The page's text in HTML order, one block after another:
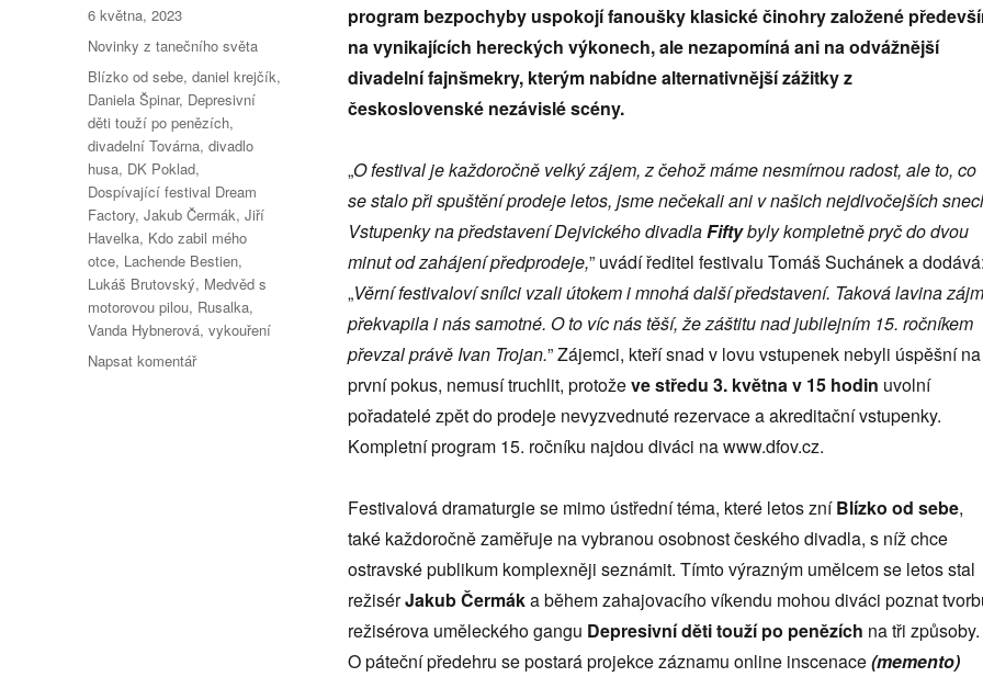
program bezpochyby uspokojí fanoušky klasické činohry založené
na vynikajících hereckých výkonech, ale nezapomíná ani na odvážnější
divadelní fajnšmekry, kterým nabídne alternativnější zážitky z
československé nezávisléscény.
„O festival je každoročně velký zájem, z čehož máme nesmírnou radost, ale to, co
se stalo při spuštění prodeje letos, jsme nečekali ani v našich nejdivočejších
Vstupenky na představení Dejvického divadlaFiftybyly kompletně pryč do dvou
minut od zahájení předprodeje,” uvádí ředitel festivalu Tomáš Suchánek a
„Věrní festivaloví snílci vzali útokem i mnohádalší představení. Taková lavina
překvapila i nás samotné. O to víc nás těší, že záštitu nad jubilejním 15. ročníkem
převzal právě Ivan Trojan.” Zájemci, kteří snad v lovu vstupenek nebyli úspěšní na
první pokus, nemusí truchlit, protoževe středu 3. května v 15 hodin uvolní
pořadatelé zpět do prodeje nevyzvednuté rezervace a akreditační vstupenky.
Kompletní program 15. ročníku najdou diváci na www.dfov.cz.
Festivalová dramaturgie se mimo ústřední téma, které letos zníBlízko od sebe,
také každoročně zaměřuje na vybranou osobnost českého divadla, s níž chce
ostravské publikum komplexněji seznámit. Tímto výrazným umělcem se letos stal
režisérJakub Čermáka během zahajovacího víkendu mohou diváci poznat
režisérova uměleckého gangu Depresivní děti toužípo penězích na tři způsoby.
O páteční předehru se postará projekce záznamu online inscenace(memento)
Publikováno:
6 května, 2023
Rubriky:
Novinky z tanečního světa
Štítky:
Blízko od sebe,daniel krejčík,
Daniela Špinar, Depresivní
děti touží po penězích,
divadelní Továrna,divadlo
husa, DK Poklad,
Dospívající festival Dream
Factory,Jakub Čermák,Jiří
Havelka, Kdo zabil mého
otce, Lachende Bestien,
Lukáš Brutovský, Medvěd s
motorovou pilou, Rusalka,
Vanda Hybnerová,vykouření
Napsat komentářpro